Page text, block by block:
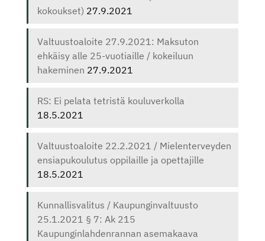
kokoukset) 27.9.2021
Valtuustoaloite 27.9.2021: Maksuton
ehkäisy alle 25-vuotiaille / kokeiluun
hakeminen 27.9.2021
RS: Ei pelata tetristä kouluverkolla
18.5.2021
Valtuustoaloite 22.2.2021 / Mielenterveyden
ensiapukoulutus oppilaille ja opettajille
18.5.2021
Kunnallisvalitus / Kaupunginvaltuusto
25.1.2021 § 7: Ak 215
Kaupunginlahdenrannan asemakaava